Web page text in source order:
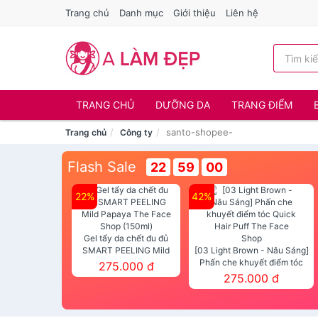
Trang chủ Danh mục Giới thiệu Liên hệ
TRANG CHỦ DƯỠNG DA TRANG ĐIỂM
Trang chủ Công ty santo-shopee-
Flash Sale 22 59 00
22%
Gel tẩy da chết đu đủ
SMART PEELING Mild
Papaya The Face Shop
(150ml)
275.000 đ
42%
[03 Light Brown - Nâu Sáng]
Phấn che khuyết điểm tóc
Quick Hair Puff The Face Shop
275.000 đ